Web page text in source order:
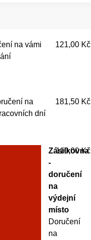
na vámi
121,00 Kč
na
dní
181,50 Kč
Zásilkovna
-
doručení
na
výdejní
místo
Doručení
na
110,00 Kč